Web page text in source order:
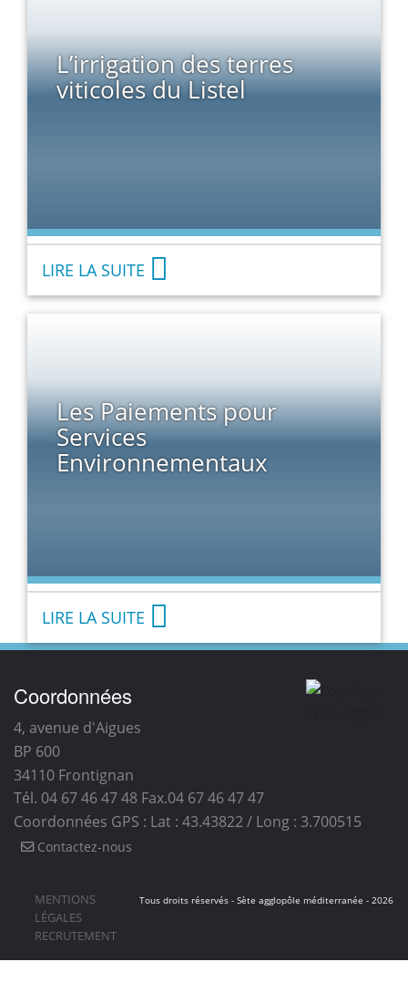
L’irrigation des terres
viticoles du Listel
LIRE LA SUITE
Les Paiements pour
Services
Environnementaux
LIRE LA SUITE
Coordonnées
4, avenue d'Aigues
BP 600
34110 Frontignan
Tél. 04 67 46 47 48 Fax.04 67 46 47 47
Coordonnées GPS : Lat : 43.43822 / Long : 3.700515
Contactez-nous
Tous droits réservés - Sète agglopôle méditerranée - 2026
MENTIONS
LÉGALES
RECRUTEMENT